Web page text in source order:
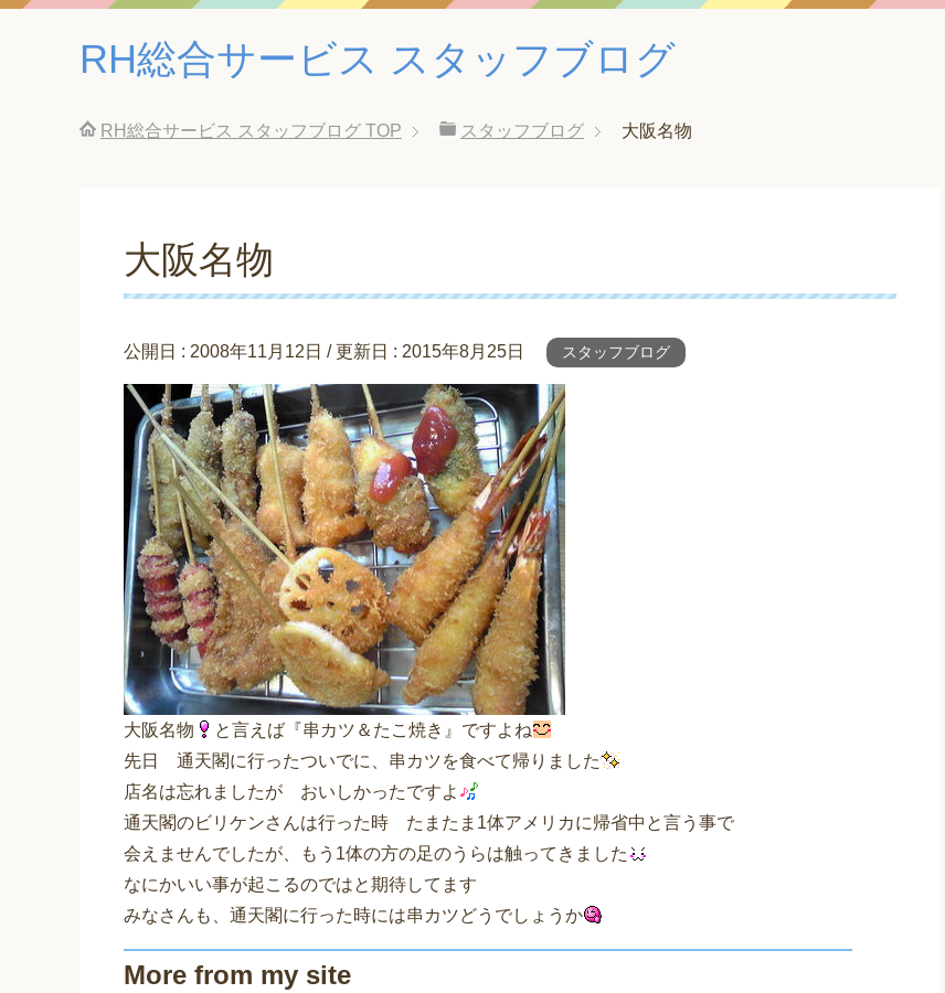
RH総合サービス スタッフブログ
RH総合サービス スタッフブログ TOP スタッフブログ 大阪名物
大阪名物
公開日 : 2008年11月12日 / 更新日 : 2015年8月25日 スタッフブログ
大阪名物
と言えば『串カツ＆たこ焼き』ですよね
先日 通天閣に行ったついでに、串カツを食べて帰りました
店名は忘れましたが おいしかったですよ
通天閣のビリケンさんは行った時 たまたま1体アメリカに帰省中と言う事で
会えませんでしたが、もう1体の方の足のうらは触ってきました
なにかいい事が起こるのではと期待してます
みなさんも、通天閣に行った時には串カツどうでしょうか
More from my site